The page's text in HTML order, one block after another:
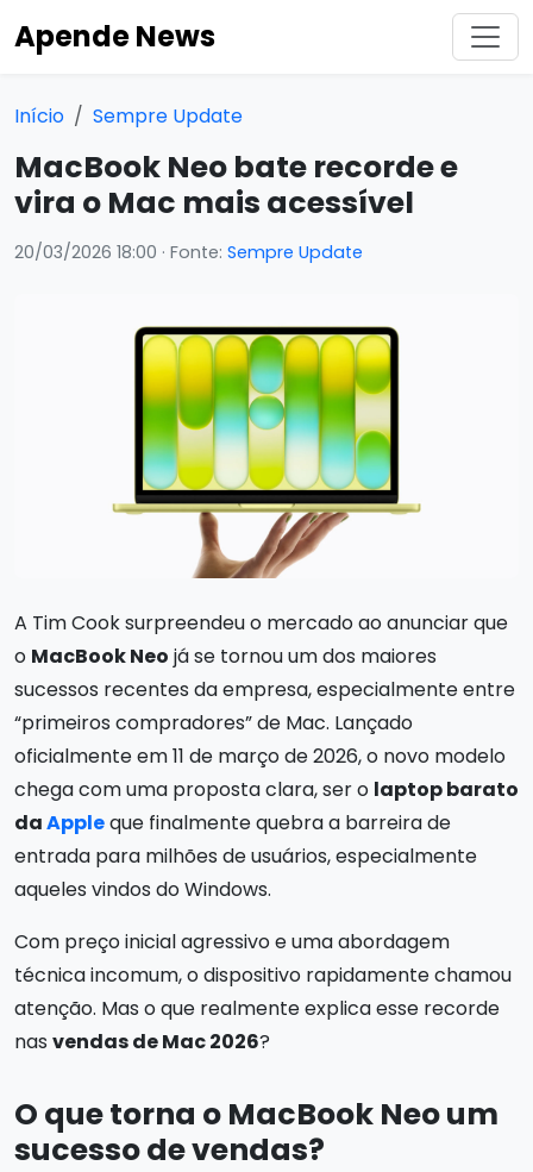
Apende News
Início Sempre Update
MacBook Neo bate recorde e
vira o Mac mais acessível
20/03/2026 18:00 · Fonte: Sempre Update
A Tim Cook surpreendeu o mercado ao anunciar que
o MacBook Neo já se tornou um dos maiores
sucessos recentes da empresa, especialmente entre
“primeiros compradores” de Mac. Lançado
oficialmente em 11 de março de 2026, o novo modelo
chega com uma proposta clara, ser o laptop barato
daAppleque finalmente quebra a barreira de
entrada para milhões de usuários, especialmente
aqueles vindos do Windows.
Com preço inicial agressivo e uma abordagem
técnica incomum, o dispositivo rapidamente chamou
atenção. Mas o que realmente explica esse recorde
nas vendas de Mac 2026?
O que torna o MacBook Neo um
sucesso de vendas?